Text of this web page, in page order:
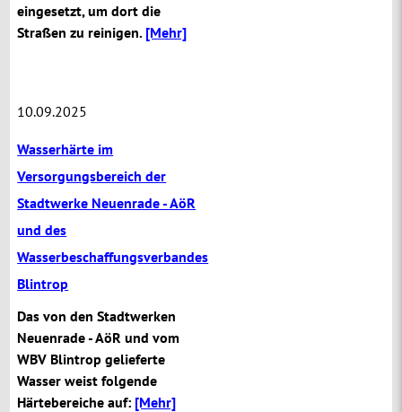
eingesetzt, um dort die
Straßen zu reinigen. [Mehr]
10.09.2025
Wasserhärte im
Versorgungsbereich der
Stadtwerke Neuenrade - AöR
und des
Wasserbeschaffungsverbandes
Blintrop
Das von den Stadtwerken
Neuenrade - AöR und vom
WBV Blintrop gelieferte
Wasser weist folgende
Härtebereiche auf: [Mehr]